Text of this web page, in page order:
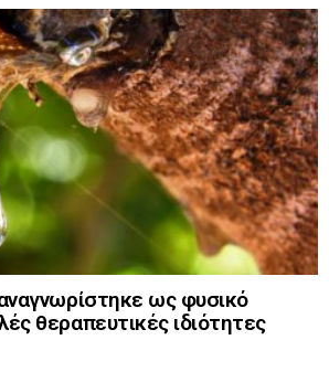
ως φυσικό
θεραπευτικές ιδιότητες